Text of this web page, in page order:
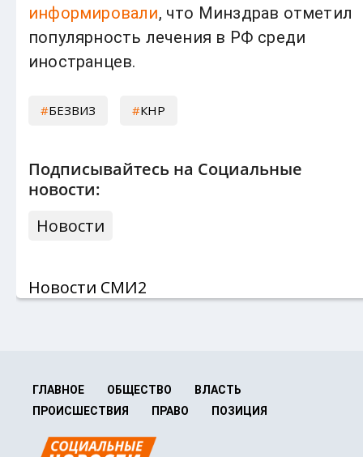
информировали, что Минздрав отметил
популярность лечения в РФ среди
иностранцев.
БЕЗВИЗ КНР
Подписывайтесь на Социальные
новости:
Новости
Новости СМИ2
ГЛАВНОЕ ОБЩЕСТВО
ВЛАСТЬ
ПРОИСШЕСТВИЯ
ПРАВО ПОЗИЦИЯ